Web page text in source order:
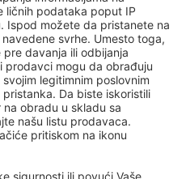
druge kriterijume